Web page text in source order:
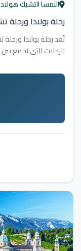
النمسا التشيك
رحلة بولندا
تُعد رحلة بولندا
الرحلات التي تجمع